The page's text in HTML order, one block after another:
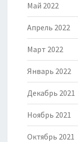
Май 2022
Апрель 2022
Март 2022
Январь 2022
Декабрь 2021
Ноябрь 2021
Октябрь 2021